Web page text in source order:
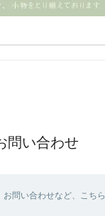
問い合わせ
問い合わせなど、こち